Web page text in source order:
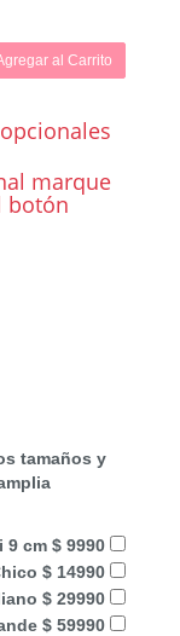
al Carrito
marque
botón
tamaños y
9 cm $ 9990
$ 14990
$ 29990
$ 59990